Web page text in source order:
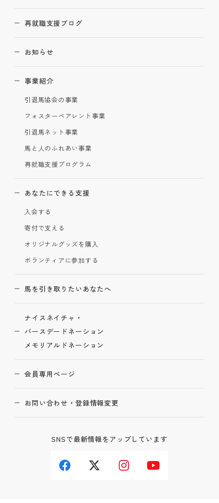
再就職支援ブログ
お知らせ
事業紹介
引退馬協会の事業
フォスターペアレント事業
引退馬ネット事業
馬と人のふれあい事業
再就職支援プログラム
あなたにできる支援
入会する
寄付で支える
オリジナルグッズを購入
ボランティアに参加する
馬を引き取りたいあなたへ
ナイスネイチャ・
バースデードネーション
メモリアルドネーション
会員専用ページ
お問い合わせ・登録情報変更
SNSで最新情報をアップしています